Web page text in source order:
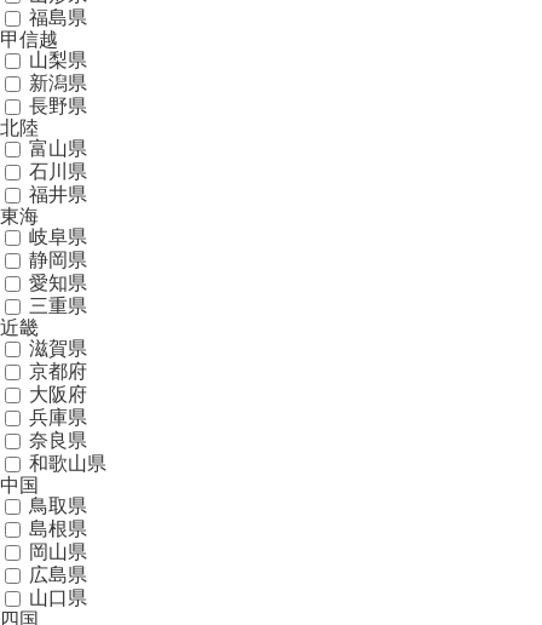
福島県
甲信越
山梨県
新潟県
長野県
北陸
富山県
石川県
福井県
東海
岐阜県
静岡県
愛知県
三重県
近畿
滋賀県
京都府
大阪府
兵庫県
奈良県
和歌山県
中国
鳥取県
島根県
岡山県
広島県
山口県
四国